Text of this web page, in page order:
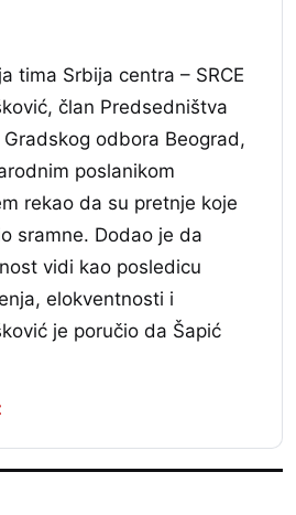
tima Srbija centra – SRCE
član Predsedništva
Gradskog odbora Beograd,
poslanikom
rekao da su pretnje koje
sramne. Dodao je da
vidi kao posledicu
elokventnosti i
je poručio da Šapić